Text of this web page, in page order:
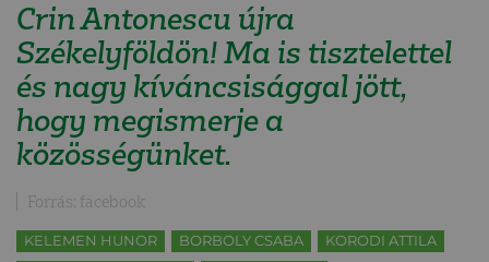
Crin Antonescu újra
Székelyföldön! Ma is tisztelettel
és nagy kíváncsisággal jött,
hogy megismerje a
közösségünket.
Forrás: facebook
KELEMEN HUNOR BORBOLY CSABA
KORODI ATTILA